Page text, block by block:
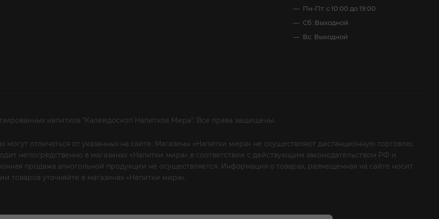
Пн-Пт: с 10:00 до 19:00
Сб: Выходной
Вс: Выходной
напитков "Калейдоскоп Напитков Мира". Все права защищены.
отличаться от указанных на сайте. Магазины «Напитки мира» не осуществляют дистанционную торговлю,
непосредственно в магазинах «Напитки мира» в соответствии с действующим законодательством РФ и
продажа алкогольной продукции не осуществляется. Информация о товарах, размещенная на сайте носит
товаров уточняйте в магазинах «Напитки мира».